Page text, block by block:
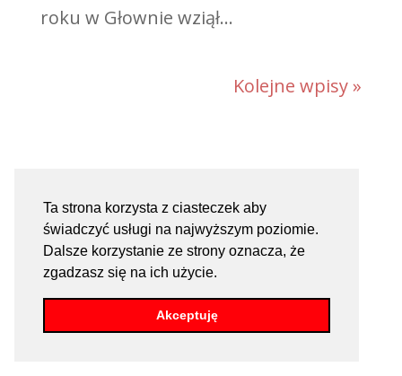
Ta strona korzysta z ciasteczek aby
świadczyć usługi na najwyższym poziomie.
Dalsze korzystanie ze strony oznacza, że
zgadzasz się na ich użycie.
Akceptuję
roku w Głownie wziął...
Kolejne wpisy »